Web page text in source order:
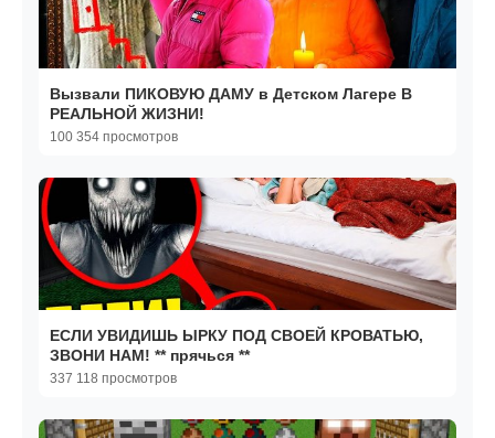
Вызвали ПИКОВУЮ ДАМУ в Детском Лагере В
РЕАЛЬНОЙ ЖИЗНИ!
100 354 просмотров
ЕСЛИ УВИДИШЬ ЫРКУ ПОД СВОЕЙ КРОВАТЬЮ,
ЗВОНИ НАМ! ** прячься **
337 118 просмотров